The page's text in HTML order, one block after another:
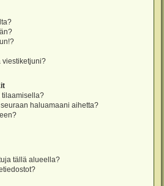
viestiketjuni?
tilaamisella?
haluamaani aihetta?
tällä alueella?